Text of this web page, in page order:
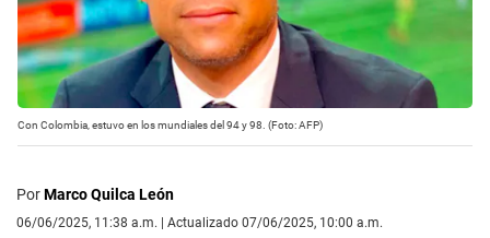
Con Colombia, estuvo en los mundiales del 94 y 98. (Foto: AFP)
PorMarco Quilca León
06/06/2025, 11:38 a.m. | Actualizado 07/06/2025, 10:00 a.m.